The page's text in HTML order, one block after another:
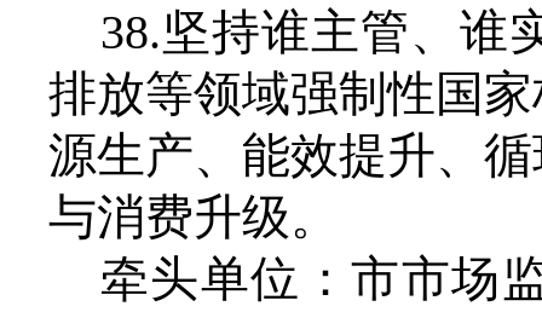
38.坚持谁主管、谁
排放等领域强制性国
源生产、能效提升、
与消费升级。
牵头单位：市市场